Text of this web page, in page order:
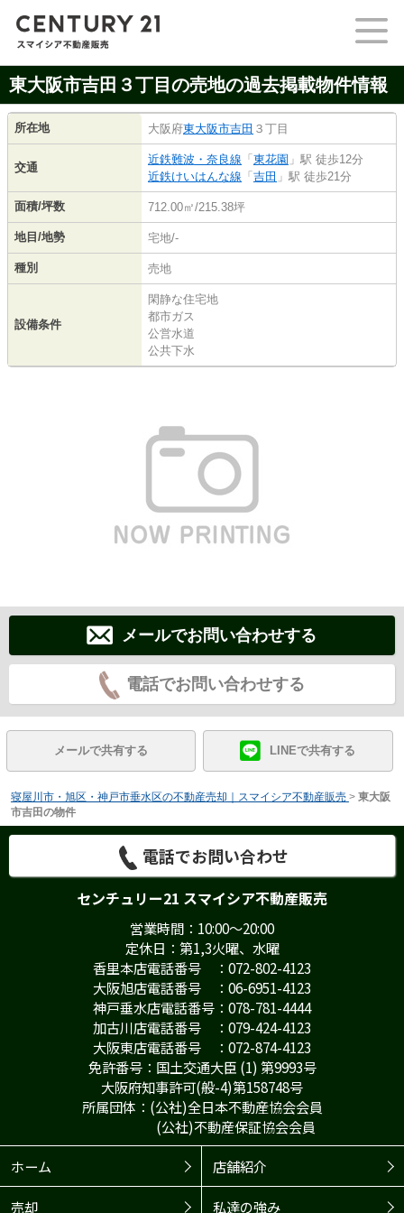
東大阪市吉田３丁目の売地の過去掲載物件情報
所在地 大阪府東大阪市吉田 ３丁目
交通
近鉄難波・奈良線 「東花園 」駅 徒歩12分
近鉄けいはんな線 「吉田 」駅 徒歩21分
面積/坪数 712.00㎡/215.38坪
地目/地勢 宅地/-
種別 売地
設備条件
閑静な住宅地
都市ガス
公営水道
公共下水
メールでお問い合わせする
電話でお問い合わせする
メールで共有する LINEで共有する
寝屋川市・旭区・神戸市垂水区の不動産売却｜スマイシア不動産販売 > 東大阪
市吉田の物件
電話でお問い合わせ
センチュリー21 スマイシア不動産販売
営業時間：10:00～20:00
定休日：第1,3火曜、水曜
香里本店電話番号 ：072-802-4123
大阪旭店電話番号 ：06-6951-4123
神戸垂水店電話番号：078-781-4444
加古川店電話番号 ：079-424-4123
大阪東店電話番号 ：072-874-4123
免許番号：国土交通大臣 (1) 第9993号
大阪府知事許可(般-4)第158748号
所属団体：(公社)全日本不動産協会会員
(公社)不動産保証協会会員
ホーム
店舗紹介
売却 私達の強み